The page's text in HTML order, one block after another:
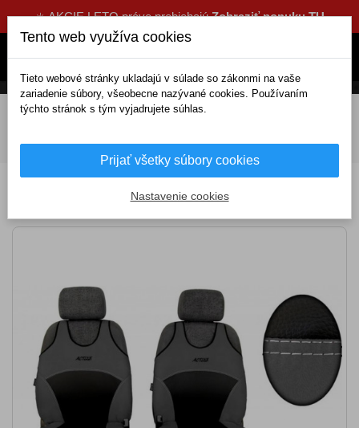
☀️ AKCIE LETO práve prebiehajúZobraziť ponuku TU
DOMOV Interiérové doplnky
Sport Alcantara A slabo šedé (Alcantara-koža)
šedé (Alcantara-koža)
Tento web využíva cookies
Tieto webové stránky ukladajú v súlade so zákonmi na vaše
zariadenie súbory, všeobecne nazývané cookies. Používaním
týchto stránok s tým vyjadrujete súhlas.
Prijať všetky súbory cookies
Nastavenie cookies